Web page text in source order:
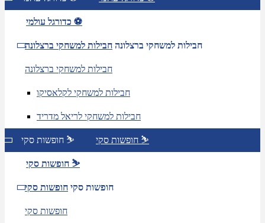
כדורגל עולמי ⚽
חבילות למשחקי ברצלונה חבילות למשחקי ברצלונה
חבילות למשחקי ברצלונה
חבילות למשחקי לקלאסיקו
חבילות למשחקי לריאל מדריד
חופשות סקי ⛷️ חופשות סקי ⛷️
חופשות סקי ⛷️
חופשות סקי חופשות סקי
חופשות סקי